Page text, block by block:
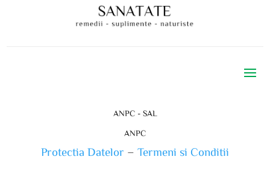
ANPC - SAL
ANPC
Protectia Datelor – Termeni si Conditii